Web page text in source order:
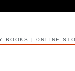
BOOKS | ONLINE